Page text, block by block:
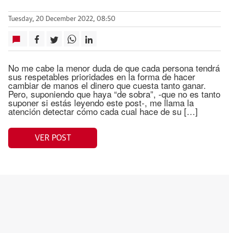
Tuesday, 20 December 2022, 08:50
No me cabe la menor duda de que cada persona tendrá
sus respetables prioridades en la forma de hacer
cambiar de manos el dinero que cuesta tanto ganar.
Pero, suponiendo que haya “de sobra”, -que no es tanto
suponer si estás leyendo este post-, me llama la
atención detectar cómo cada cual hace de su […]
VER POST